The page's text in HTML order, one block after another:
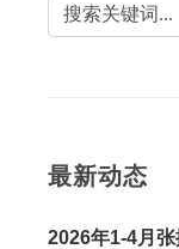
最新动态
2026年1-4月